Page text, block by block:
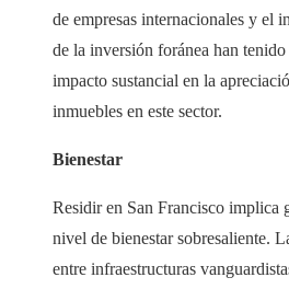
de empresas internacionales y el
de la inversión foránea han tenido
impacto sustancial en la
inmuebles en este sector.
Bienestar
Residir en San Francisco implica
nivel de bienestar sobresaliente.
entre infraestructuras